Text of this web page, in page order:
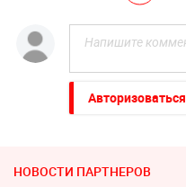
Авторизоваться
НОВОСТИ ПАРТНЕРОВ